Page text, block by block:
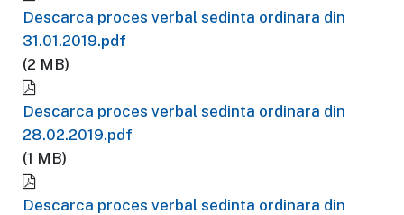
Descarca proces verbal sedinta ordinara din
31.01.2019.pdf
(2 MB)
Descarca proces verbal sedinta ordinara din
28.02.2019.pdf
(1 MB)
Descarca proces verbal sedinta ordinara din